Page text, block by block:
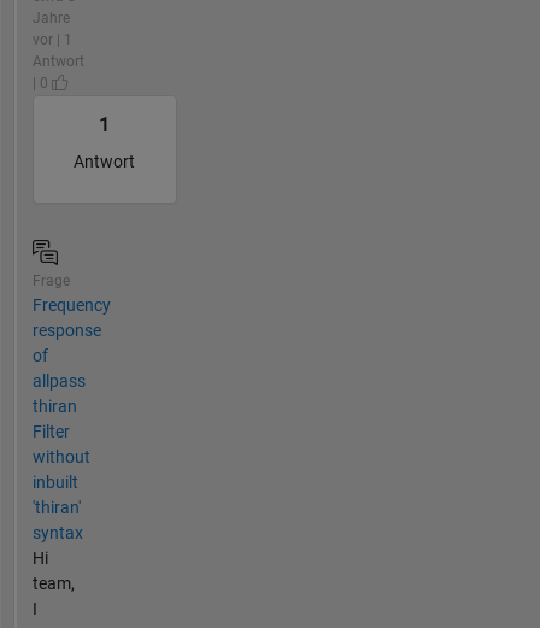
Jahre
vor | 1
Antwort
| 0
1
Antwort
Frage
Frequency
response
of
allpass
thiran
Filter
without
inbuilt
'thiran'
syntax
Hi
team,
I